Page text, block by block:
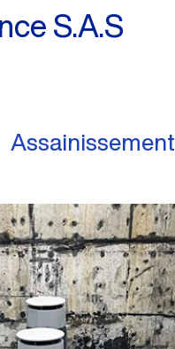
S.A.S
Assainissement